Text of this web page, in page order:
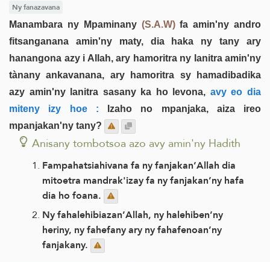
Ny fanazavana
Manambara ny Mpaminany (S.A.W)fa amin'ny andro
fitsanganana amin'ny maty, dia haka ny tany ary
hanangona azy i Allah, ary hamoritra ny lanitra amin'ny
tànany ankavanana, ary hamoritra sy hamadibadika
azy amin'ny lanitra sasany ka ho levona, avy eo dia
miteny izy hoe : Izaho no mpanjaka, aiza ireo
mpanjakan'ny tany?
Anisany tombotsoa azo avy amin'ny Hadith
Fampahatsiahivana fa ny fanjakan’Allah dia
mitoetra mandrak'izay fa ny fanjakan’ny hafa
dia ho foana.
Ny fahalehibiazan’Allah, ny halehiben’ny
heriny, ny fahefany ary ny fahafenoan’ny
fanjakany.